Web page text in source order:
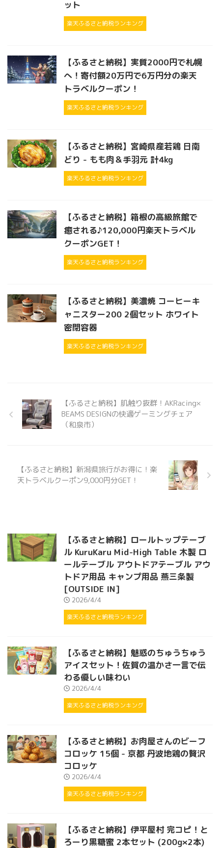
ット
楽天ふるさと納税ランキング
【ふるさと納税】実質2000円で札幌
へ！寄付額20万円で6万円分の楽天
トラベルクーポン！
楽天ふるさと納税ランキング
【ふるさと納税】宮崎県産若鶏 日南
どり - もも肉＆手羽元 計4kg
楽天ふるさと納税ランキング
【ふるさと納税】箱根の高級旅館で
癒される♪120,000円楽天トラベル
クーポンGET！
楽天ふるさと納税ランキング
【ふるさと納税】美濃焼 コーヒーキ
ャニスター200 2個セット ホワイト
密閉容器
楽天ふるさと納税ランキング
【ふるさと納税】肌触り抜群！AKRacing×
BEAMS DESIGNの快適ゲーミングチェア
（和泉市）
【ふるさと納税】新潟県旅行がお得に！楽
天トラベルクーポン9,000円分GET！
【ふるさと納税】ロールトップテーブ
ル KuruKaru Mid-High Table 木製 ロ
ールテーブル アウトドアテーブル アウ
トドア用品 キャンプ用品 燕三条製
[OUTSIDE IN]
2026/4/4
楽天ふるさと納税ランキング
【ふるさと納税】魅惑のちゅうちゅう
アイスセット！佐賀の温かさ一言で伝
わる優しい味わい
2026/4/4
楽天ふるさと納税ランキング
【ふるさと納税】お肉屋さんのビーフ
コロッケ 15個 - 京都 丹波地鶏の贅沢
コロッケ
2026/4/4
楽天ふるさと納税ランキング
【ふるさと納税】伊平屋村 完コピ！と
ろーり黒糖蜜 2本セット (200g×2本)